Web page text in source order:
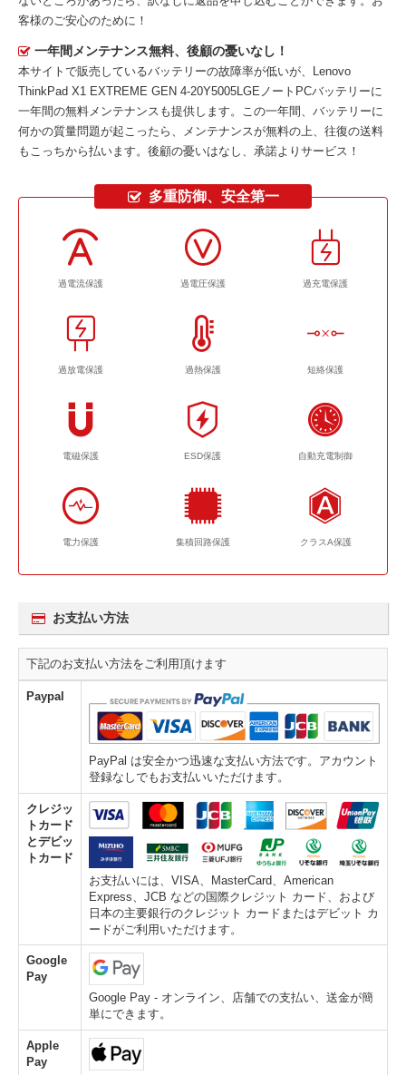
客様のご安心のために！
一年間メンテナンス無料、後顧の憂いなし！
本サイトで販売しているバッテリーの故障率が低いが、
Lenovo
ThinkPad X1 EXTREME GEN 4-20Y5005LGEノートPCバッテリーに
一年間の無料メンテナンスも提供します。この一年間、バッテリーに
何かの質量問題が起こったら、メンテナンスが無料の上、往復の送料
もこっちから払います。後顧の憂いはなし、承諾よりサービス！
多重防御、安全第一
過電流保護 過電圧保護 過充電保護
過放電保護 過熱保護 短絡保護
電磁保護 ESD保護 自動充電制御
電力保護 集積回路保護 クラスA保護
お支払い方法
下記のお支払い方法をご利用頂けます
Paypal
PayPal は安全かつ迅速な支払い方法です。アカウント
登録なしでもお支払いいただけます。
クレジッ
トカード
とデビッ
トカード
お支払いには、VISA、MasterCard、American
Express、JCB などの国際クレジット カード、および
日本の主要銀行のクレジット カードまたはデビット カ
ードがご利用いただけます。
Google
Pay
Google Pay - オンライン、店舗での支払い、送金が簡
単にできます。
Apple
Pay